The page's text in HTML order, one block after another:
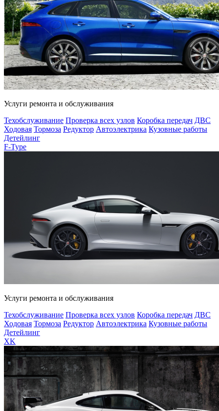
Услуги ремонта и обслуживания
Техобслуживание Проверка всех узлов Коробка передач ДВС
Ходовая Тормоза Редуктор Автоэлектрика Кузовные работы
Детейлинг
F-Type
Услуги ремонта и обслуживания
Техобслуживание Проверка всех узлов Коробка передач ДВС
Ходовая Тормоза Редуктор Автоэлектрика Кузовные работы
Детейлинг
XK